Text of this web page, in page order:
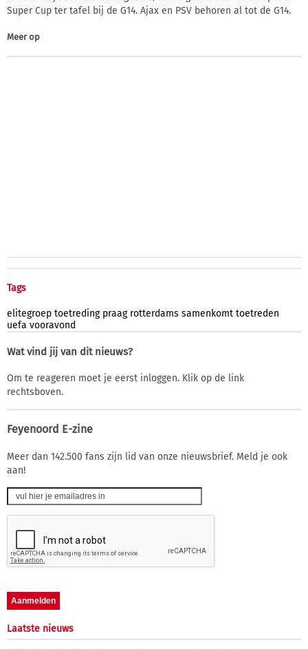
Super Cup ter tafel bij de G14. Ajax en PSV behoren al tot de G14.
Meer op
Tags
elitegroep toetreding praag rotterdams samenkomt toetreden
uefa vooravond
Wat vind jij van dit nieuws?
Om te reageren moet je eerst inloggen. Klik op de link
rechtsboven.
Feyenoord E-zine
Meer dan 142.500 fans zijn lid van onze nieuwsbrief. Meld je ook
aan!
Laatste nieuws